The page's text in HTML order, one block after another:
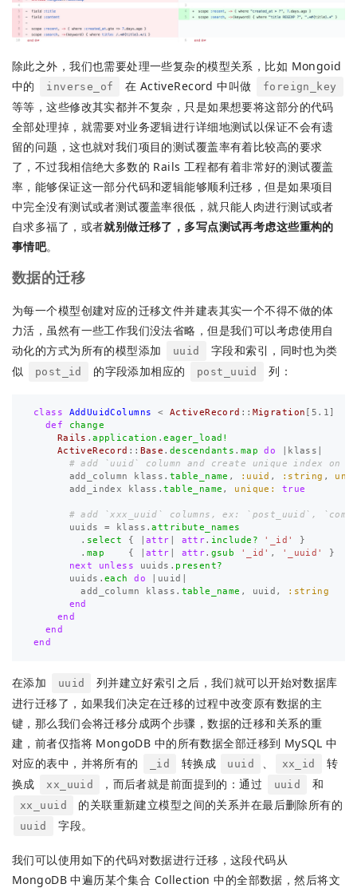
除此之外，我们也需要处理一些复杂的模型关系，比如 Mongoid
中的
inverse_of 在 ActiveRecord 中叫做 foreign_key
等等，这些修改其实都并不复杂，只是如果想要将这部分的代码
全部处理掉，就需要对业务逻辑进行详细地测试以保证不会有遗
留的问题，这也就对我们项目的测试覆盖率有着比较高的要求
了，不过我相信绝大多数的 Rails 工程都有着非常好的测试覆盖
率，能够保证这一部分代码和逻辑能够顺利迁移，但是如果项目
中完全没有测试或者测试覆盖率很低，就只能人肉进行测试或者
自求多福了，或者就别做迁移了，多写点测试再考虑这些重构的
事情吧。
数据的迁移
为每一个模型创建对应的迁移文件并建表其实一个不得不做的体
力活，虽然有一些工作我们没法省略，但是我们可以考虑使用自
动化的方式为所有的模型添加
uuid
字段和索引，同时也为类
似
post_id 的字段添加相应的 post_uuid 列：
class AddUuidColumns < ActiveRecord :: Migration 5.1
def
change
Rails .application .eager_load!
ActiveRecord :: Base . descendants . map do klass
# add `uuid` column and create unique index on
add_column
klass . table_name , :uuid , :string ,
add_index
klass .table_name , unique: true
# add `xxx_uuid` columns, ex: `post_uuid`,
uuids
= klass .attribute_names
. select { |attr attr. include? '_id'
}
. map { |attr attr. gsub '_id' , '_uuid'
}
next
unless uuids . present?
uuids .each do uuid
add_column
klass . table_name , uuid ,
:string
end
end
end
end
在添加 uuid
列并建立好索引之后，我们就可以开始对数据库
进行迁移了，如果我们决定在迁移的过程中改变原有数据的主
键，那么我们会将迁移分成两个步骤，数据的迁移和关系的重
建，前者仅指将 MongoDB 中的所有数据全部迁移到 MySQL 中
对应的表中，并将所有的
_id 转换成 uuid xx_id
转
换成
xx_uuid ，而后者就是前面提到的：通过 uuid 和
xx_uuid 的关联重新建立模型之间的关系并在最后删除所有的
uuid 字段。
我们可以使用如下的代码对数据进行迁移，这段代码从
MongoDB 中遍历某个集合 Collection 中的全部数据，然后将文